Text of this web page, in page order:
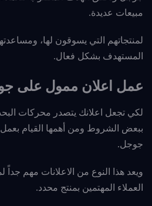
مبيعات عديدة.
لمنتجاتهم التي يسوقون لها،
المستهدف بشكل فعال.
عمل اعلان ممول على
لكي تجعل اعلانك يتصدر محركات
ببعض الشروط ومن أهمها القيام
جوجل.
ويعد هذا النوع من الاعلانات مهم
العملاء المهتمين بمنتج محدد.